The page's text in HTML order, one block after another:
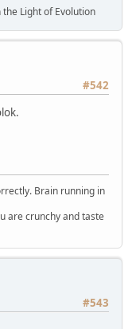
Light of Evolution
#542
Brain running in
are crunchy and taste
#543